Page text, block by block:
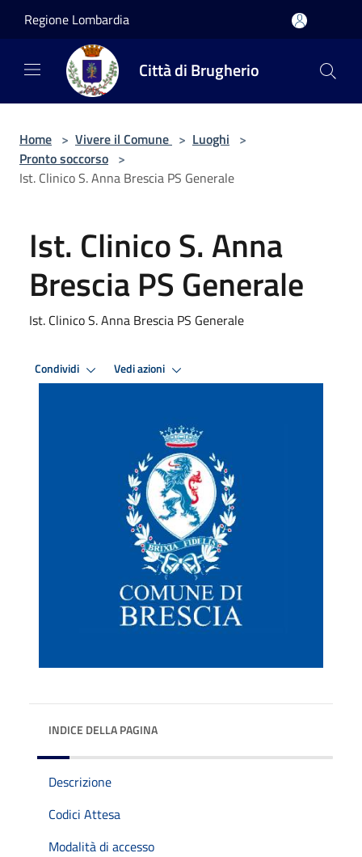
Regione Lombardia
Città di Brugherio
Home > Vivere il Comune > Luoghi >
Pronto soccorso >
Ist. Clinico S. Anna Brescia PS Generale
Ist. Clinico S. Anna
Brescia PS Generale
Ist. Clinico S. Anna Brescia PS Generale
Condividi Vedi azioni
INDICE DELLA PAGINA
Descrizione
Codici Attesa
Modalità di accesso